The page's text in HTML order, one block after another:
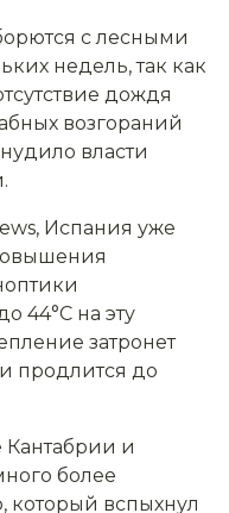
с лесными
недель, так как
дождя
возгораний
власти
Испания уже
44°C на эту
затронет
продлится до
Кантабрии и
более
который вспыхнул